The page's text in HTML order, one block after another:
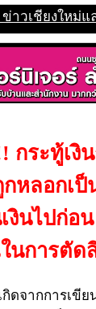
ข่าวเชียงใหม่
ระทู้เงิน
กหลอกเ
งินไปก่อ
การตัด
ดจากการเขี